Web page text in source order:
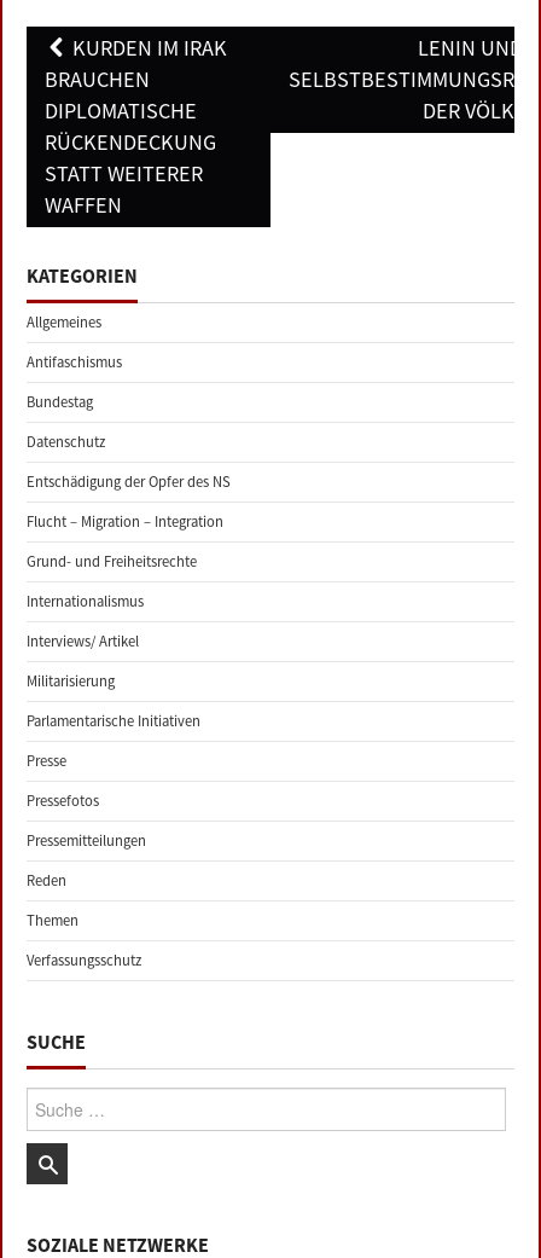
Post
navigation
KURDEN IM IRAK
BRAUCHEN
DIPLOMATISCHE
RÜCKENDECKUNG
STATT WEITERER
WAFFEN
LENIN UND
DER
KATEGORIEN
Allgemeines
Antifaschismus
Bundestag
Datenschutz
Entschädigung der Opfer des NS
Flucht – Migration – Integration
Grund- und Freiheitsrechte
Internationalismus
Interviews/ Artikel
Militarisierung
Parlamentarische Initiativen
Presse
Pressefotos
Pressemitteilungen
Reden
Themen
Verfassungsschutz
SUCHE
Suche:
SOZIALE NETZWERKE